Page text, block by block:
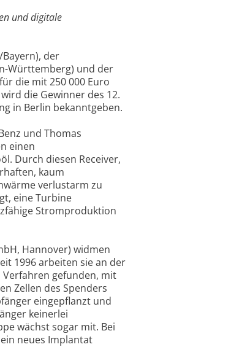
und digitale
der
Württemberg) und der
die mit 250 000 Euro
die Gewinner des 12.
in Berlin bekanntgeben.
und Thomas
einen
Durch diesen Receiver,
kaum
verlustarm zu
eine Turbine
Stromproduktion
Hannover) widmen
1996 arbeiten sie an der
gefunden, mit
Zellen des Spenders
eingepflanzt und
keinerlei
wächst sogar mit. Bei
neues Implantat